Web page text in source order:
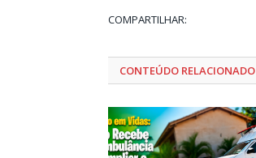
COMPARTILHAR:
CONTEÚDO RELACIONADO